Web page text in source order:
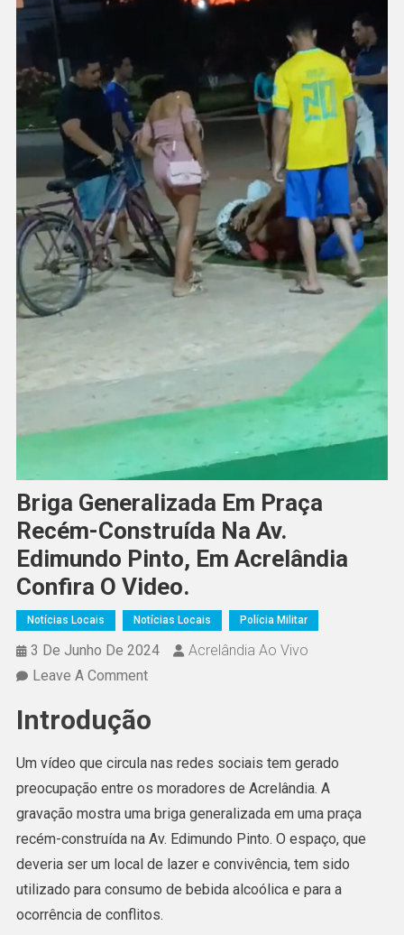
Briga Generalizada Em Praça
Recém-Construída Na Av.
Edimundo Pinto, Em Acrelândia
Confira O Video.
Notícias Locais Notícias Locais Polícia Militar
3 De Junho De 2024
Acrelândia Ao Vivo
Leave A CommentOn
Generalizada
Construída
Introdução
Um vídeo que circula nas redes sociais tem gerado
preocupação entre os moradores de Acrelândia. A
gravação mostra uma briga generalizada em uma praça
recém-construída na Av. Edimundo Pinto. O espaço, que
deveria ser um local de lazer e convivência, tem sido
utilizado para consumo de bebida alcoólica e para a
ocorrência de conflitos.